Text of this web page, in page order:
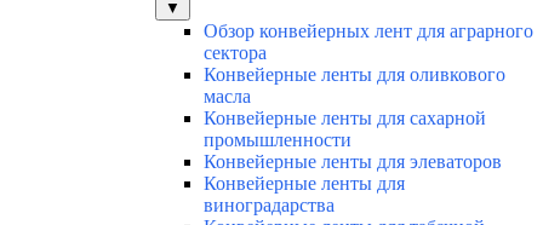
▼
Обзор конвейерных лент для аграрного
сектора
Конвейерные ленты для оливкового
масла
Конвейерные ленты для сахарной
промышленности
Конвейерные ленты для элеваторов
Конвейерные ленты для
виноградарства